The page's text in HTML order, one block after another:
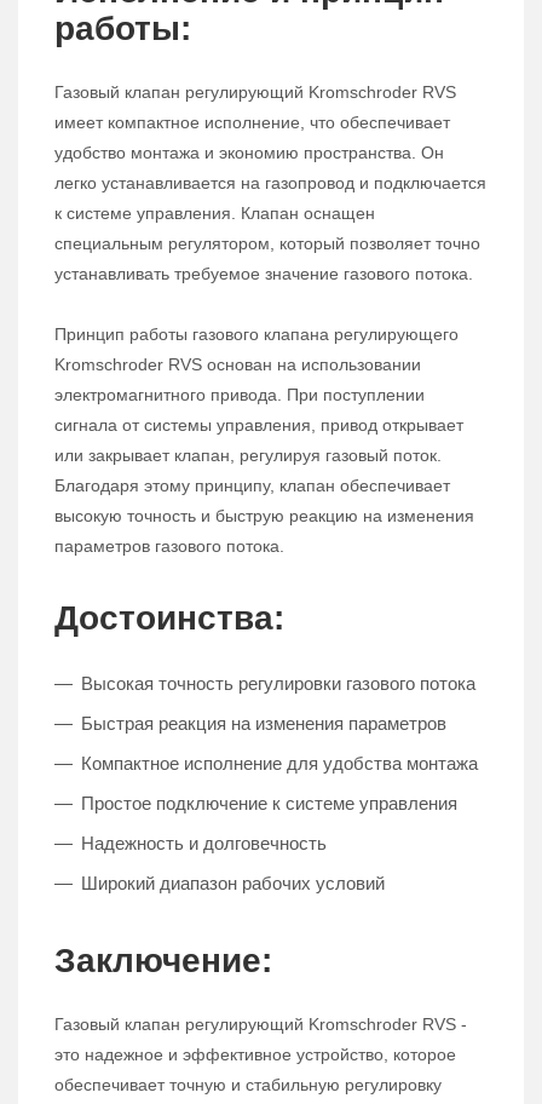
работы:
Газовый клапан регулирующий Kromschroder RVS
имеет компактное исполнение, что обеспечивает
удобство монтажа и экономию пространства. Он
легко устанавливается на газопровод и подключается
к системе управления. Клапан оснащен
специальным регулятором, который позволяет точно
устанавливать требуемое значение газового потока.
Принцип работы газового клапана регулирующего
Kromschroder RVS основан на использовании
электромагнитного привода. При поступлении
сигнала от системы управления, привод открывает
или закрывает клапан, регулируя газовый поток.
Благодаря этому принципу, клапан обеспечивает
высокую точность и быструю реакцию на изменения
параметров газового потока.
Достоинства:
Высокая точность регулировки газового потока
Быстрая реакция на изменения параметров
Компактное исполнение для удобства монтажа
Простое подключение к системе управления
Надежность и долговечность
Широкий диапазон рабочих условий
Заключение:
Газовый клапан регулирующий Kromschroder RVS -
это надежное и эффективное устройство, которое
обеспечивает точную и стабильную регулировку